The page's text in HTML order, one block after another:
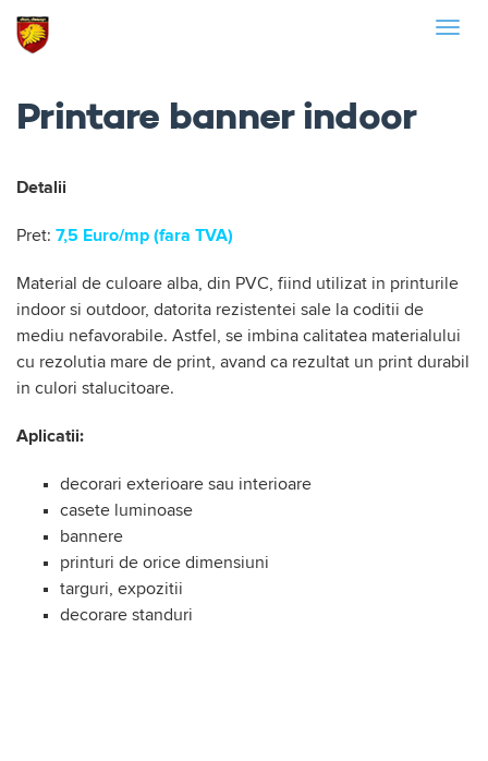
Skip
Printare banner indoor
Detalii
Pret: 7,5 Euro/mp (fara TVA)
Material de culoare alba, din PVC, fiind utilizat in printurile
indoor si outdoor, datorita rezistentei sale la coditii de
mediu nefavorabile. Astfel, se imbina calitatea materialului
cu rezolutia mare de print, avand ca rezultat un print durabil
in culori stalucitoare.
Aplicatii:
decorari exterioare sau interioare
casete luminoase
bannere
printuri de orice dimensiuni
targuri, expozitii
decorare standuri